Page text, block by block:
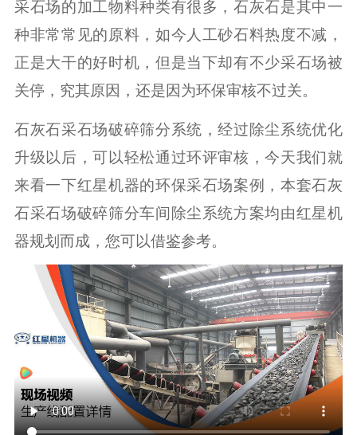
采石场的加工物料种类有很多，石灰石是其中一
种非常常见的原料，如今人工砂石料热度不减，
正是大干的好时机，但是当下却有不少采石场被
关停，究其原因，还是因为环保审核不过关。
石灰石采石场破碎筛分系统，经过除尘系统优化
升级以后，可以轻松通过环评审核，今天我们就
来看一下红星机器的环保采石场案例，本套石灰
石采石场破碎筛分车间除尘系统方案均由红星机
器规划而成，您可以借鉴参考。